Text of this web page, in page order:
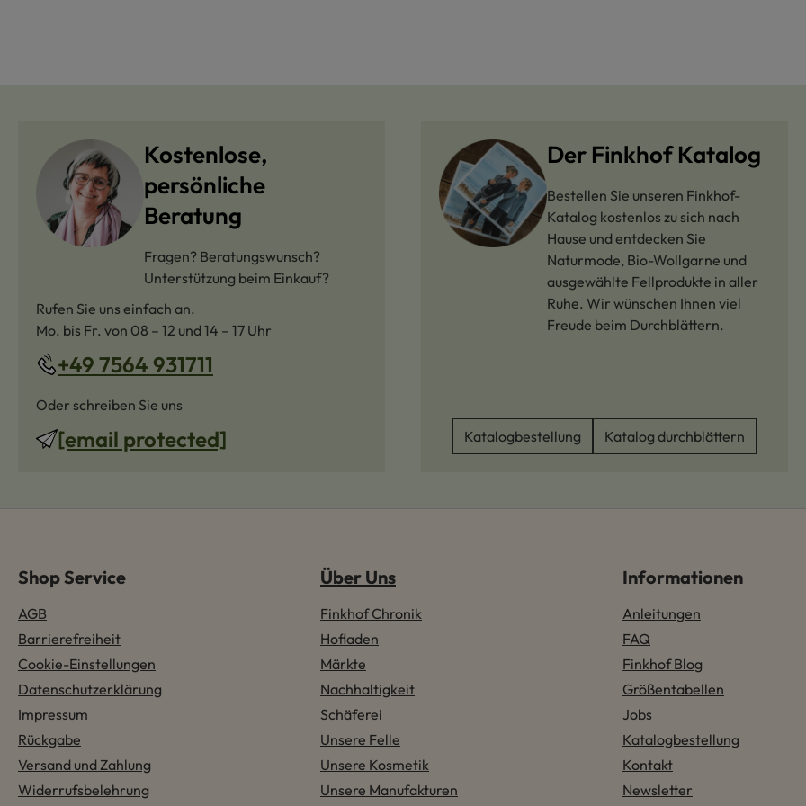
Kostenlose,
persönliche
Beratung
Fragen? Beratungswunsch?
Unterstützung beim Einkauf?
Rufen Sie uns einfach an.
Mo. bis Fr. von 08 – 12 und 14 – 17 Uhr
+49 7564 931711
Oder schreiben Sie uns
[email protected]
Der Finkhof Katalog
Bestellen Sie unseren Finkhof-
Katalog kostenlos zu sich nach
Hause und entdecken Sie
Naturmode, Bio-Wollgarne und
ausgewählte Fellprodukte in aller
Ruhe. Wir wünschen Ihnen viel
Freude beim Durchblättern.
Katalogbestellung Katalog durchblättern
Shop Service
AGB
Barrierefreiheit
Cookie-Einstellungen
Datenschutzerklärung
Impressum
Rückgabe
Versand und Zahlung
Widerrufsbelehrung
Über Uns
Finkhof Chronik
Hofladen
Märkte
Nachhaltigkeit
Schäferei
Unsere Felle
Unsere Kosmetik
Unsere Manufakturen
Informationen
Anleitungen
FAQ
Finkhof Blog
Größentabellen
Jobs
Katalogbestellung
Kontakt
Newsletter